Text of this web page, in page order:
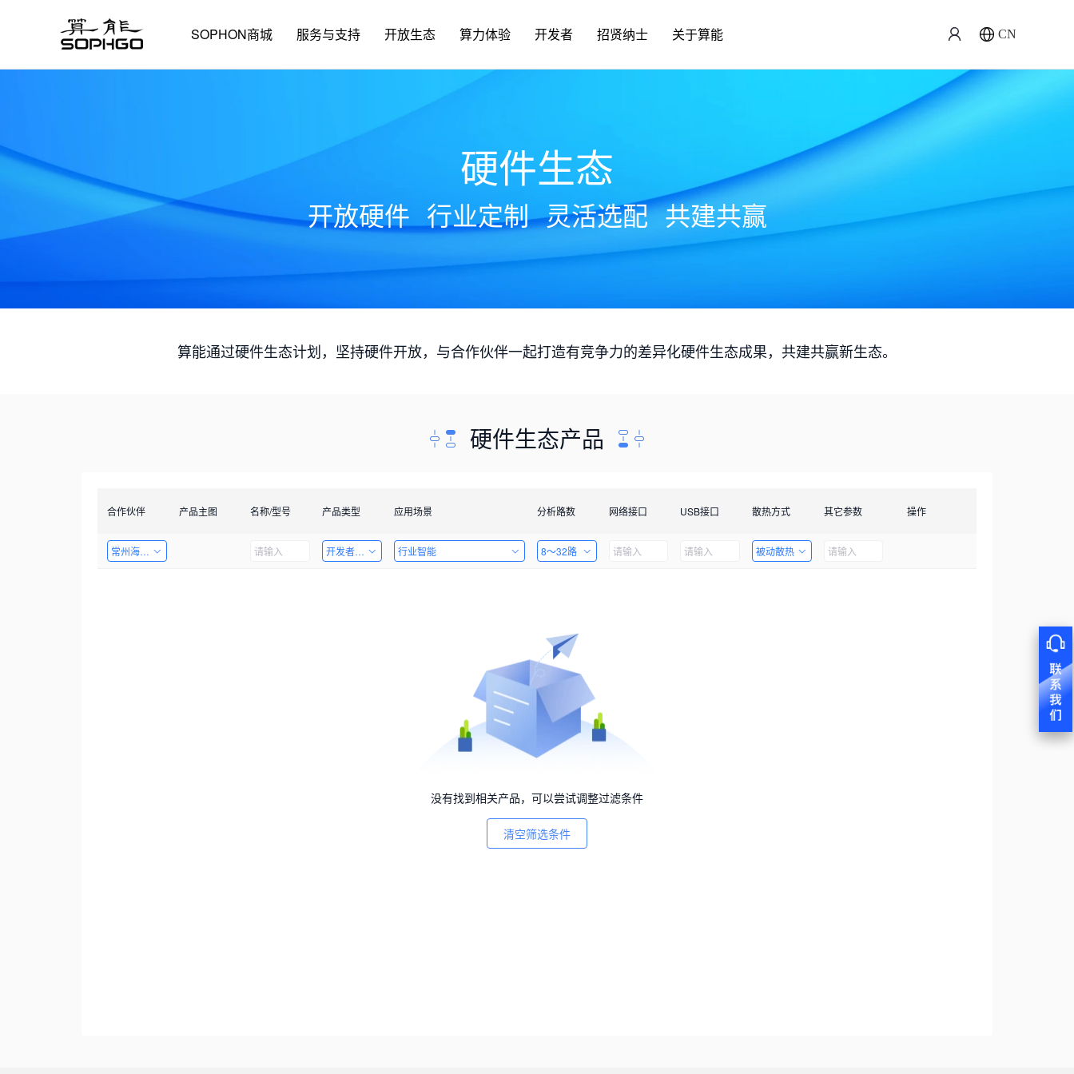
SOPHON商城 服务与支持 开放生态 算力体验 开发者 招贤纳士 关于算能 CN
硬件生态
开放硬件 行业定制 灵活选配 共建共赢
算能通过硬件生态计划，坚持硬件开放，与合作伙伴一起打造有竞争力的差异化硬件生态成果，共建共赢新生态。
硬件生态产品
合作伙伴 产品主图 名称/型号 产品类型 应用场景 分析路数 网络接口 USB接口 散热方式 其它参数 操作
常州海图电子科技有限公司 开发者套件 行业智能 8～32路 被动散热
没有找到相关产品，可以尝试调整过滤条件
清空筛选条件